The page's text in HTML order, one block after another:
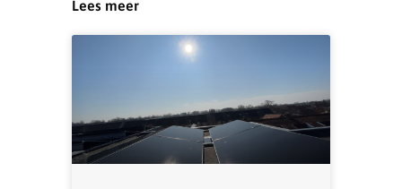
Lees meer